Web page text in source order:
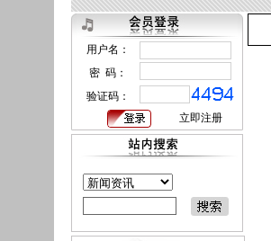
用户名：
密 码：
验证码：
立即注册